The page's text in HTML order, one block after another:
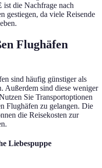
ist die Nachfrage nach
gestiegen, da viele Reisende
Flughäfen
sind häufig günstiger als
Außerdem sind diese weniger
Sie Transportoptionen
Flughäfen zu gelangen. Die
die Reisekosten zur
Liebespuppe